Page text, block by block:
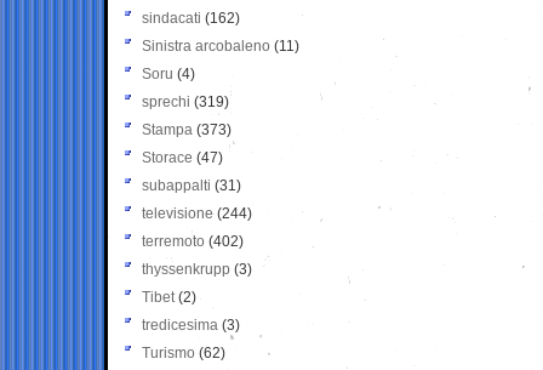
sindacati (162)
Sinistra arcobaleno (11)
Soru (4)
sprechi (319)
Stampa (373)
Storace (47)
subappalti (31)
televisione(244)
terremoto (402)
thyssenkrupp (3)
Tibet(2)
tredicesima (3)
Turismo (62)